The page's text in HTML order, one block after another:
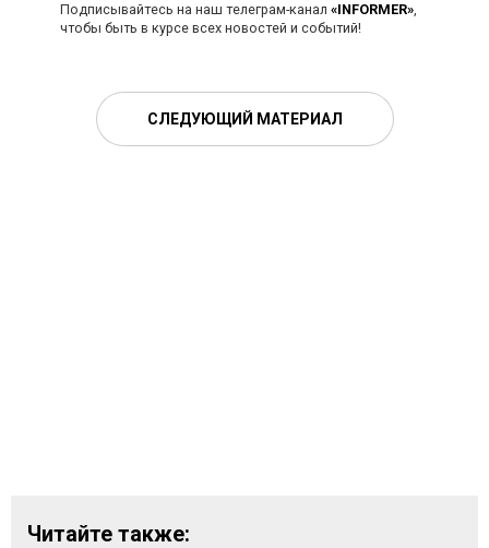
Подписывайтесь на наш телеграм-канал «INFORMER»,
чтобы быть в курсе всех новостей и событий!
СЛЕДУЮЩИЙ МАТЕРИАЛ
Читайте также: